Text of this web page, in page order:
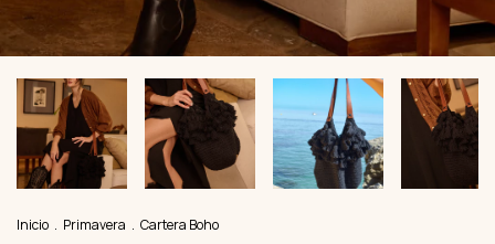
Inicio . Primavera . Cartera Boho